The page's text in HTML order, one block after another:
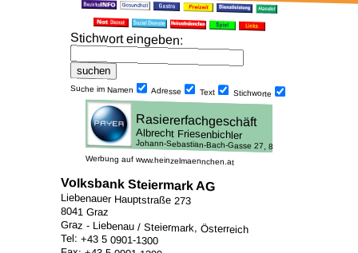
Stich­wort ein­geben:
Suche im Namen Adresse Text Stich­worte
Werbung auf www.heinzelmaennchen.at
Volksbank Steiermark AG
Liebenauer Hauptstraße 273
8041 Graz
Graz - Liebenau / Steiermark, Österreich
Tel: +43 5 0901-1300